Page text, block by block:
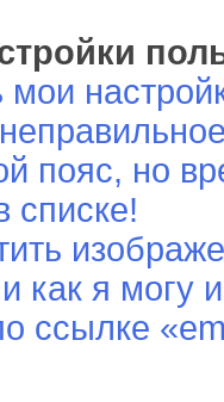
мои
пояс, но
списке!
как я могу
ссылке